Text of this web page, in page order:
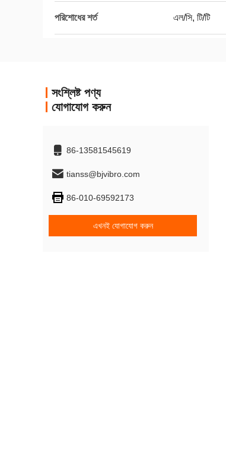
পরিশোধের শর্ত এল/সি, টি/টি
সংশ্লিষ্ট পণ্য
যোগাযোগ করুন
86-13581545619
tianss@bjvibro.com
86-010-69592173
এখনই যোগাযোগ করুন